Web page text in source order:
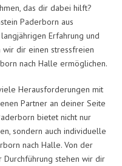
das dir dabei hilft?
Paderborn aus
Erfahrung und
wir dir einen stressfreien
nach Halle ermöglichen.
Herausforderungen mit
Partner an deiner Seite
bietet nicht nur
sondern auch individuelle
nach Halle. Von der
Durchführung stehen wir dir